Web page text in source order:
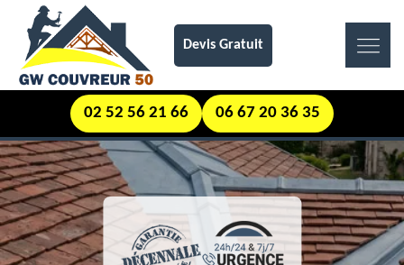
Devis Gratuit
02 52 56 21 66 06 67 20 36 35